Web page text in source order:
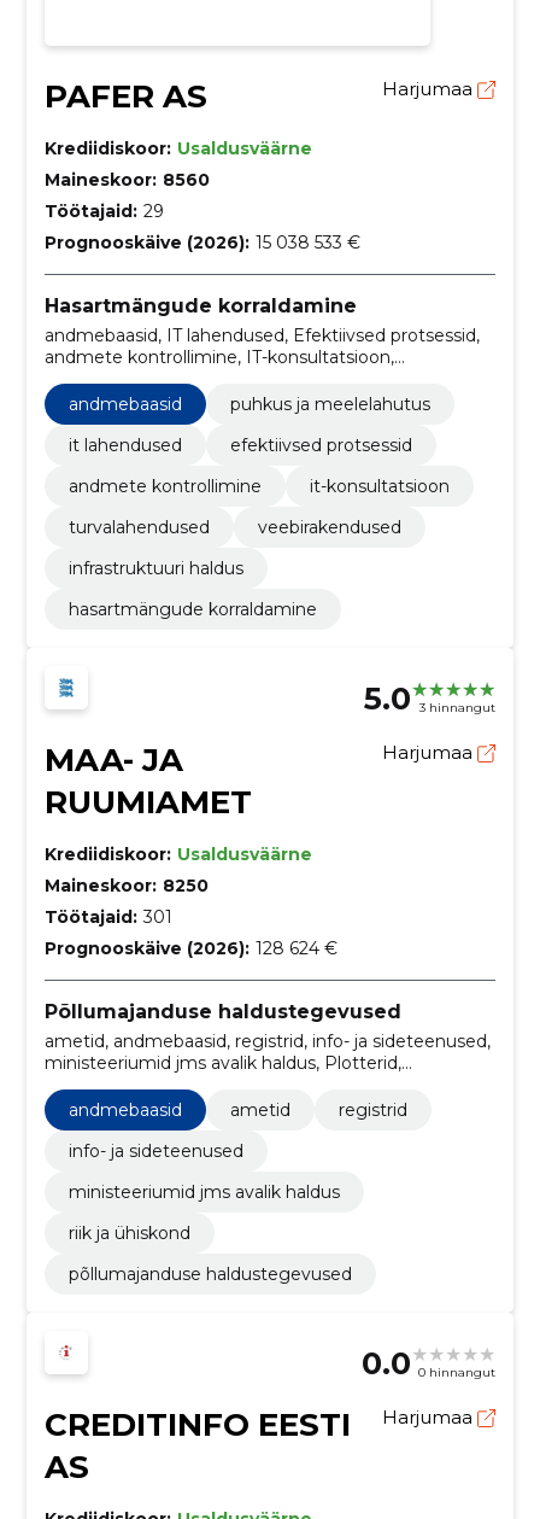
PAFER AS Harjumaa
Krediidiskoor: Usaldusväärne
Maineskoor: 8560
Töötajaid: 29
Prognooskäive (2026): 15 038 533 €
Hasartmängude korraldamine
andmebaasid, IT lahendused, Efektiivsed protsessid,
andmete kontrollimine, IT-konsultatsioon,
turvalahendused, veebirakendused, infrastruktuuri
haldus, puhkus ja meelelahutus
andmebaasid
puhkus ja meelelahutus
it lahendused
efektiivsed protsessid
andmete kontrollimine
it-konsultatsioon
turvalahendused
veebirakendused
infrastruktuuri haldus
hasartmängude korraldamine
5.0 3 hinnangut
MAA- JA
RUUMIAMET
Harjumaa
Krediidiskoor: Usaldusväärne
Maineskoor: 8250
Töötajaid: 301
Prognooskäive (2026): 128 624 €
Põllumajanduse haldustegevused
ametid, andmebaasid, registrid, info- ja sideteenused,
ministeeriumid jms avalik haldus, Plotterid,
konstruktsioonide osad, Digitaalkartograafia,
Infosüsteemid
andmebaasid ametid
registrid
info- ja sideteenused
ministeeriumid jms avalik haldus
riik ja ühiskond
põllumajanduse haldustegevused
0.0 0 hinnangut
CREDITINFO EESTI
AS
Harjumaa